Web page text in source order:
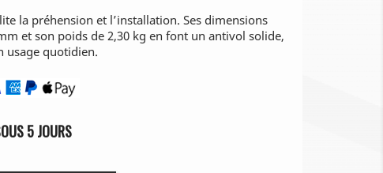
la préhension et l’installation. Ses dimensions
et son poids de 2,30 kg en font un antivol solide,
usage quotidien.
5 JOURS